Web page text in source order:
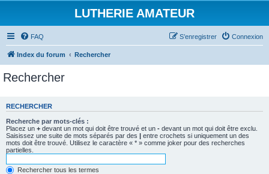
LUTHERIE AMATEUR
FAQ Connexion
S’enregistrer
Index du forum Rechercher
Rechercher
RECHERCHER
Recherche par mots-clés :
Placez un + devant un mot qui doit être trouvé et un - devant un mot qui doit être exclu.
Saisissez une suite de mots séparés par des | entre crochets si uniquement un des
mots doit être trouvé. Utilisez le caractère « * » comme joker pour des recherches
partielles.
Rechercher tous les termes